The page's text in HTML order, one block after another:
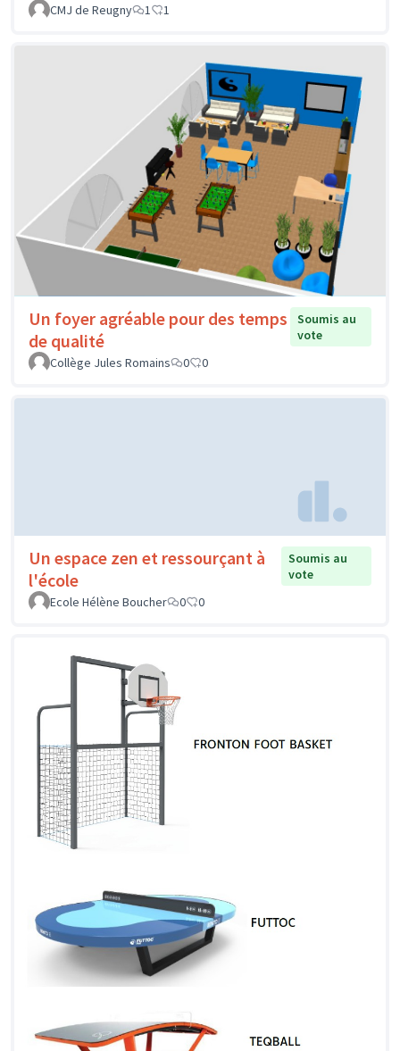
CMJ de Reugny
1 1
Un foyer agréable pour des temps
de qualité
Soumis au
vote
Collège Jules Romains
0 0
Un espace zen et ressourçant à
l'école
Soumis au
vote
Ecole Hélène Boucher
0 0